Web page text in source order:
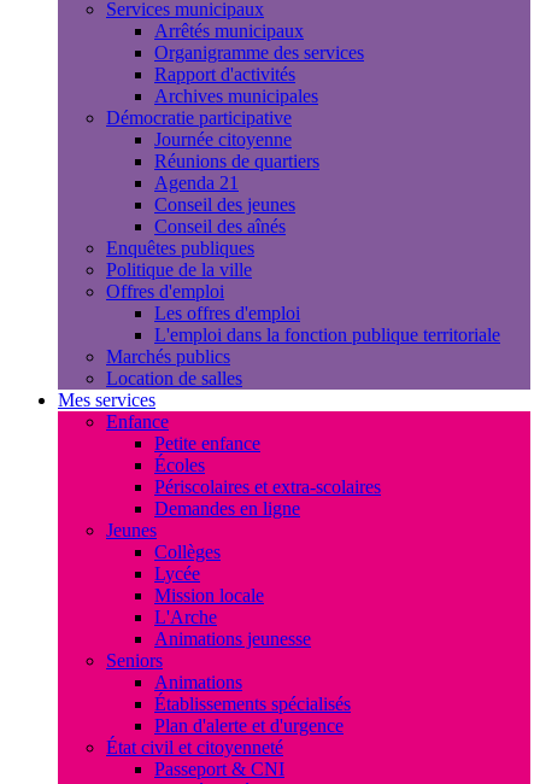
Services municipaux
Arrêtés municipaux
Organigramme des services
Rapport d'activités
Archives municipales
Démocratie participative
Journée citoyenne
Réunions de quartiers
Agenda 21
Conseil des jeunes
Conseil des aînés
Enquêtes publiques
Politique de la ville
Offres d'emploi
Les offres d'emploi
L'emploi dans la fonction publique territoriale
Marchés publics
Location de salles
Mes services
Enfance
Petite enfance
Écoles
Périscolaires et extra-scolaires
Demandes en ligne
Jeunes
Collèges
Lycée
Mission locale
L'Arche
Animations jeunesse
Seniors
Animations
Établissements spécialisés
Plan d'alerte et d'urgence
État civil et citoyenneté
Passeport & CNI